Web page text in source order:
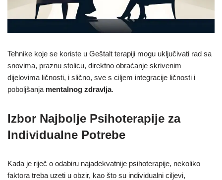
Tehnike koje se koriste u Geštalt terapiji mogu uključivati rad sa
snovima, praznu stolicu, direktno obraćanje skrivenim
dijelovima ličnosti, i slično, sve s ciljem integracije ličnosti i
poboljšanja mentalnog zdravlja.
Izbor Najbolje Psihoterapije za
Individualne Potrebe
Kada je riječ o odabiru najadekvatnije psihoterapije, nekoliko
faktora treba uzeti u obzir, kao što su individualni ciljevi,